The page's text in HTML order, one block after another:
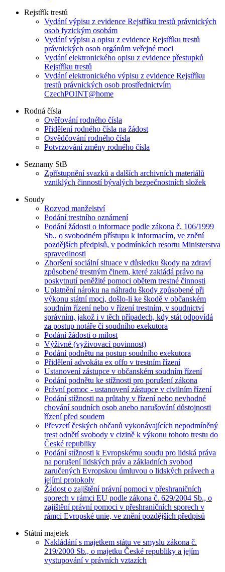
Rejstřík trestů
Vydání výpisu z evidence Rejstříku trestů právnických
osob fyzickým osobám
Vydání výpisu a opisu z evidence Rejstříku trestů
právnických osob orgánům veřejné moci
Vydání elektronického opisu z evidence přestupků
Rejstříku trestů
Vydání elektronického výpisu z evidence Rejstříku
trestů právnických osob prostřednictvím
CzechPOINT@home
Rodná čísla
Ověřování rodného čísla
Přidělení rodného čísla na žádost
Osvědčování rodného čísla
Potvrzování změny rodného čísla
Seznamy StB
Zpřístupnění svazků a dalších archivních materiálů
vzniklých činností bývalých bezpečnostních složek
Soudy
Rozvod manželství
Podání trestního oznámení
Podání žádosti o informace podle zákona č. 106/1999
Sb., o svobodném přístupu k informacím, ve znění
pozdějších předpisů, v podmínkách resortu Ministerstva
spravedlnosti
Zhoršení sociální situace v důsledku škody na zdraví
způsobené trestným činem, které zakládá právo na
poskytnutí peněžité pomoci obětem trestné činnosti
Uplatnění nároku na náhradu škody způsobené při
výkonu státní moci, došlo-li ke škodě v občanském
soudním řízení nebo v řízení trestním, v soudnictví
správním, jakož i v těch případech, kdy stát odpovídá
za postup notáře či soudního exekutora
Podání žádosti o milost
Výživné (vyživovací povinnost)
Podání podnětu na postup soudního exekutora
Přidělení advokáta ex offo v trestním řízení
Ustanovení zástupce v občanském soudním řízení
Podání podnětu ke stížnosti pro porušení zákona
Právní pomoc - ustanovení zástupce v civilním řízení
Podání stížnosti na průtahy v řízení nebo nevhodné
chování soudních osob anebo narušování důstojnosti
řízení před soudem
Převzetí českých občanů vykonávajících nepodmíněný
trest odnětí svobody v cizině k výkonu tohoto trestu do
České republiky
Podání stížnosti k Evropskému soudu pro lidská práva
na porušení lidských práv a základních svobod
zaručených Evropskou úmluvou o lidských právech a
jejími protokoly
Žádost o zajištění právní pomoci v přeshraničních
sporech v rámci EU podle zákona č. 629/2004 Sb., o
zajištění právní pomoci v přeshraničních sporech v
rámci Evropské unie, ve znění pozdějších předpisů
Státní majetek
Nakládání s majetkem státu ve smyslu zákona č.
219/2000 Sb., o majetku České republiky a jejím
vystupování v právních vztazích